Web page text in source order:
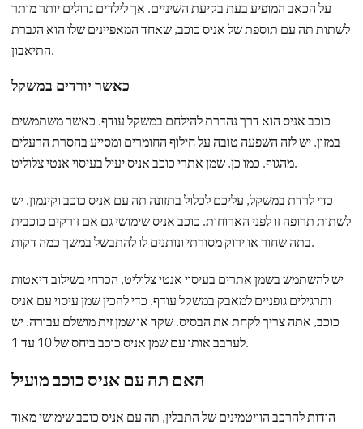
על הכאב המופיע בעת בקיעת השיניים. אך לילדים גדולים יותר מותר
לשתות תה עם תוספת של אניס כוכב, שאחד המאפיינים שלו הוא הגברת
התיאבון.
כאשר יורדים במשקל
כוכב אניס הוא דרך נהדרת להילחם במשקל עודף. כאשר משתמשים
במזון, יש לזה השפעה טובה על חילוף החומרים ומסייע בהסרת הרעלים
מהגוף. כמו כן, שמן אתרי כוכב אניס יעיל בעיסוי אנטי צלוליט.
כדי לרדת במשקל, עליכם לכלול בתזונה תה עם אניס כוכב וקינמון. יש
לשתות תרופה זו לפני הארוחות. כוכב אניס שימושי גם אם זורקים כוכבית
בתה שחור או ירוק מסורתי ונותנים לו להתבשל במשך כמה דקות.
יש להשתמש בשמן אתרים בעיסוי אנטי צלוליט, הכרחי בשילוב דיאטות
ותרגילים גופניים למאבק במשקל עודף. כדי להכין שמן עיסוי עם אניס
כוכב, אתה צריך לקחת את הבסיס. שקד או שמן זית מושלם עבורה. יש
לערבב אותו עם שמן אניס כוכב ביחס של 10 עד 1.
האם תה עם אניס כוכב מועיל
הודות להרכב הוויטמינים של התבלין, תה עם אניס כוכב שימושי מאוד